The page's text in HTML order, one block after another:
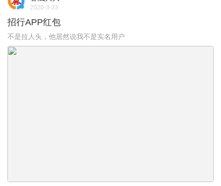
2020-3-23
招行APP红包
不是拉人头，他居然说我不是实名用户